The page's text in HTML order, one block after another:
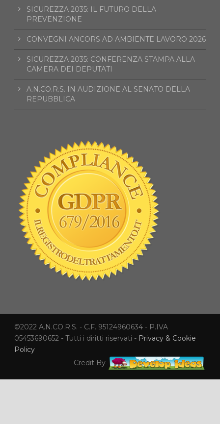
SICUREZZA 2035: IL FUTURO DELLA
PREVENZIONE
CONVEGNI ANCORS AD AMBIENTE LAVORO 2026
SICUREZZA 2035: CONFERENZA STAMPA ALLA
CAMERA DEI DEPUTATI
A.N.CO.R.S. IN AUDIZIONE AL SENATO DELLA
REPUBBLICA
©2022 A.N.CO.R.S. - C.F. 95124960634 - P.IVA
05453690652 - Tutti i diritti riservati - Privacy & Cookie
Policy
Credit By